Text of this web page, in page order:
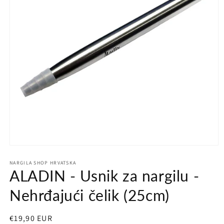
1
dijaloškom
NARGILA SHOP HRVATSKA
ALADIN - Usnik za nargilu -
Nehrđajući čelik (25cm)
Redovna
€19,90 EUR